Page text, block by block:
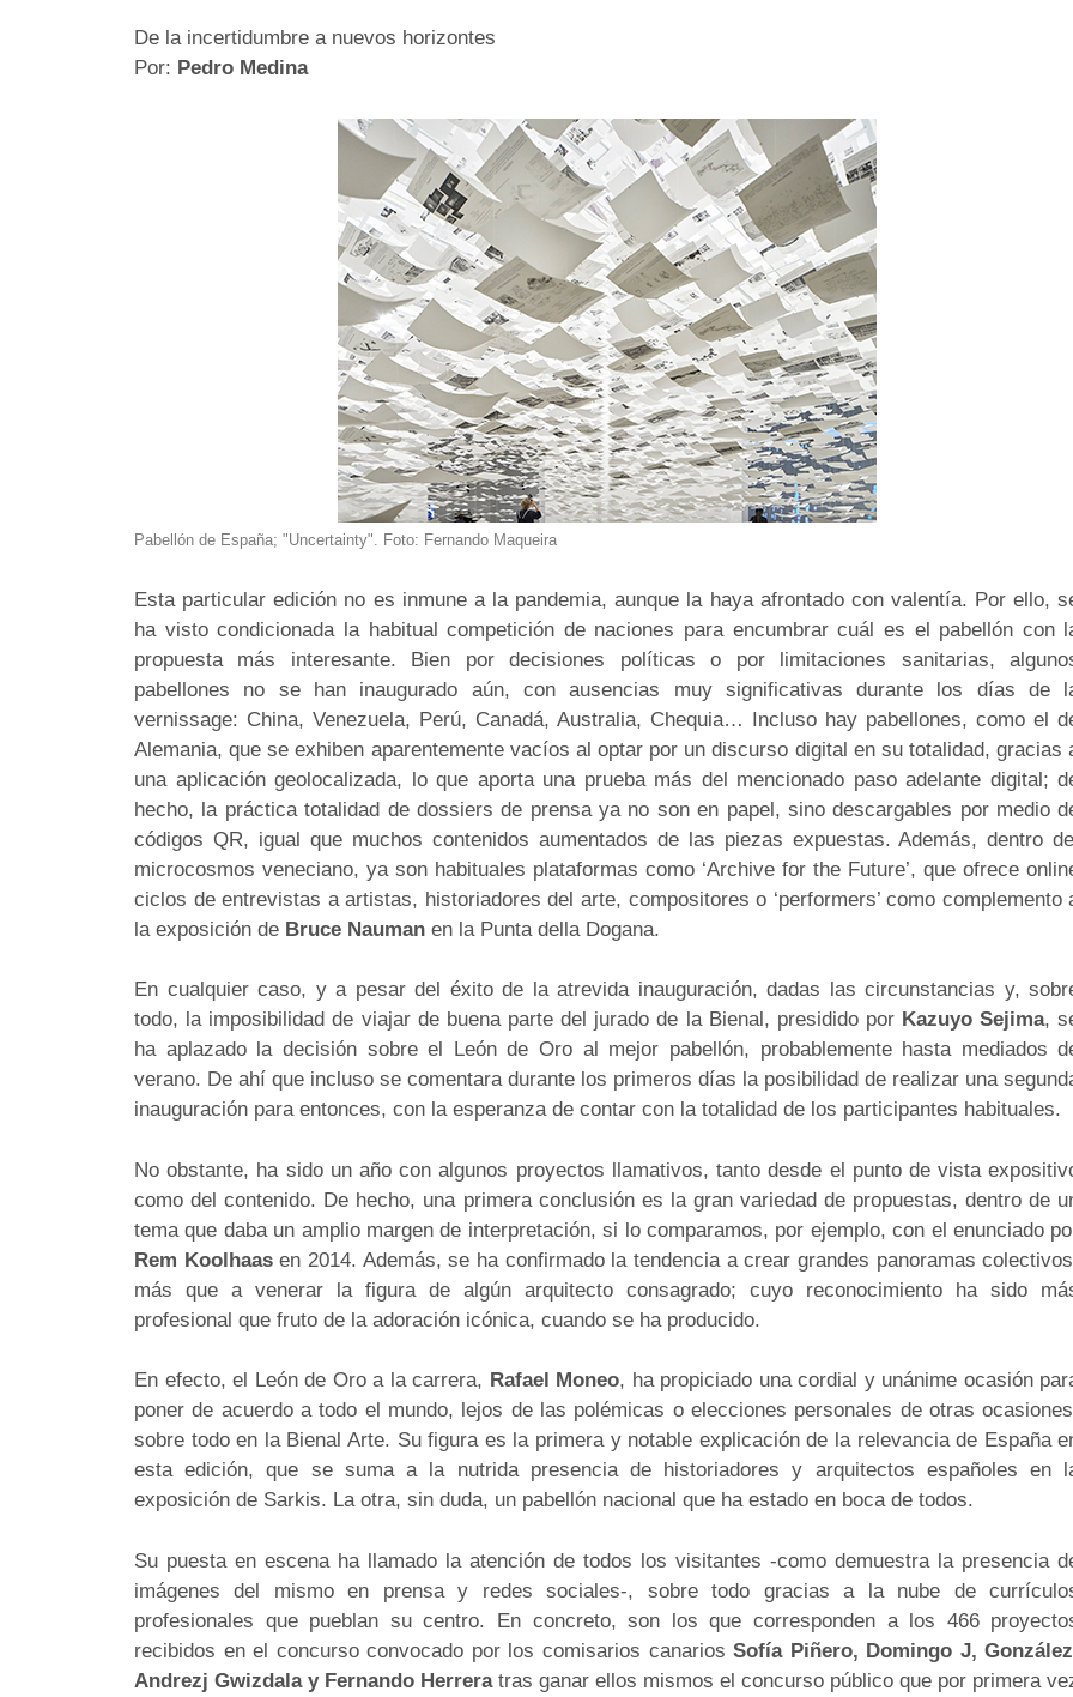
De la incertidumbre a nuevos horizontes
Por: Pedro Medina
Pabellón de España; "Uncertainty". Foto: Fernando Maqueira
Esta particular edición no es inmune a la pandemia, aunque la haya afrontado con valentía. Por ello,
ha visto condicionada la habitual competición de naciones para encumbrar cuál es el pabellón con
propuesta más interesante. Bien por decisiones políticas o por limitaciones sanitarias,
pabellones no se han inaugurado aún, con ausencias muy significativas durante los días de
vernissage: China, Venezuela, Perú, Canadá, Australia, Chequia… Incluso hay pabellones, como el
Alemania, que se exhiben aparentemente vacíos al optar por un discurso digital en su totalidad, gracias
una aplicación geolocalizada, lo que aporta una prueba más del mencionado paso adelante digital;
hecho, la práctica totalidad de dossiers de prensa ya no son en papel, sino descargables por medio
códigos QR, igual que muchos contenidos aumentados de las piezas expuestas. Además, dentro
microcosmos veneciano, ya son habituales plataformas como ‘Archive for the Future’, que ofrece
ciclos de entrevistas a artistas, historiadores del arte, compositores o ‘performers’ como complemento
la exposición de Bruce Nauman en la Punta della Dogana.
En cualquier caso, y a pesar del éxito de la atrevida inauguración, dadas las circunstancias y,
todo, la imposibilidad de viajar de buena parte del jurado de la Bienal, presidido por KazuyoSejima,
ha aplazado la decisión sobre el León de Oro al mejor pabellón, probablemente hasta mediados
verano. De ahí que incluso se comentara durante los primeros días la posibilidad de realizar una
inauguración para entonces, con la esperanza de contar con la totalidad de los participantes habituales.
No obstante, ha sido un año con algunos proyectos llamativos, tanto desde el punto de vista
como del contenido. De hecho, una primera conclusión es la gran variedad de propuestas, dentro de
tema que daba un amplio margen de interpretación, si lo comparamos, por ejemplo, con el enunciado
Rem Koolhaasen 2014. Además, se ha confirmado la tendencia a crear grandes panoramas
más que a venerar la figura de algún arquitecto consagrado; cuyo reconocimiento ha sido
profesional que fruto de la adoración icónica, cuando se ha producido.
En efecto, el León de Oro a la carrera, Rafael Moneo, ha propiciado una cordial y unánime ocasión
poner de acuerdo a todo el mundo, lejos de las polémicas o elecciones personales de otras
sobre todo en la Bienal Arte. Su figura es la primera y notable explicación de la relevancia de España
esta edición, que se suma a la nutrida presencia de historiadores y arquitectos españoles en
exposición de Sarkis. La otra, sin duda, un pabellón nacional que ha estado en boca de todos.
Su puesta en escena ha llamado la atención de todos los visitantes -como demuestra la presencia
imágenes del mismo en prensa y redes sociales-, sobre todo gracias a la nube de
profesionales que pueblan su centro. En concreto, son los que corresponden a los 466
recibidos en el concurso convocado por los comisarios canariosSofía Piñero, Domingo J,
Andrezj Gwizdala y Fernando Herreratras ganar ellos mismos el concurso público que por primera